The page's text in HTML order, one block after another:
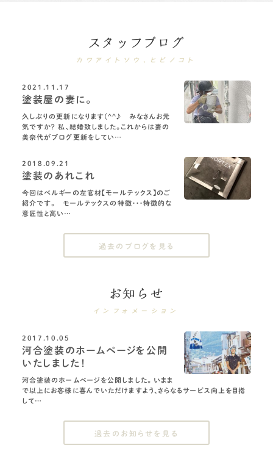
スタッフブログ
カワアイトソウ、ヒビノコト
2021.11.17
塗装屋の妻に。
久しぶりの更新になります(^^♪ みなさんお元
気ですか？ 私、結婚致しました。これからは妻の
美奈代がブログ更新をしてい…
2018.09.21
塗装のあれこれ
今回はベルギーの左官材【モールテックス】のご
紹介です。 モールテックスの特徴・・・特徴的な
意匠性と高い…
過去のブログを見る
お知らせ
インフォメーション
2017.10.05
河合塗装のホームページを公開
いたしました！
河合塗装のホームページを公開しました。 いまま
で以上にお客様に喜んでいただけますよう、さらなるサービス向上を目指
して…
過去のお知らせを見る